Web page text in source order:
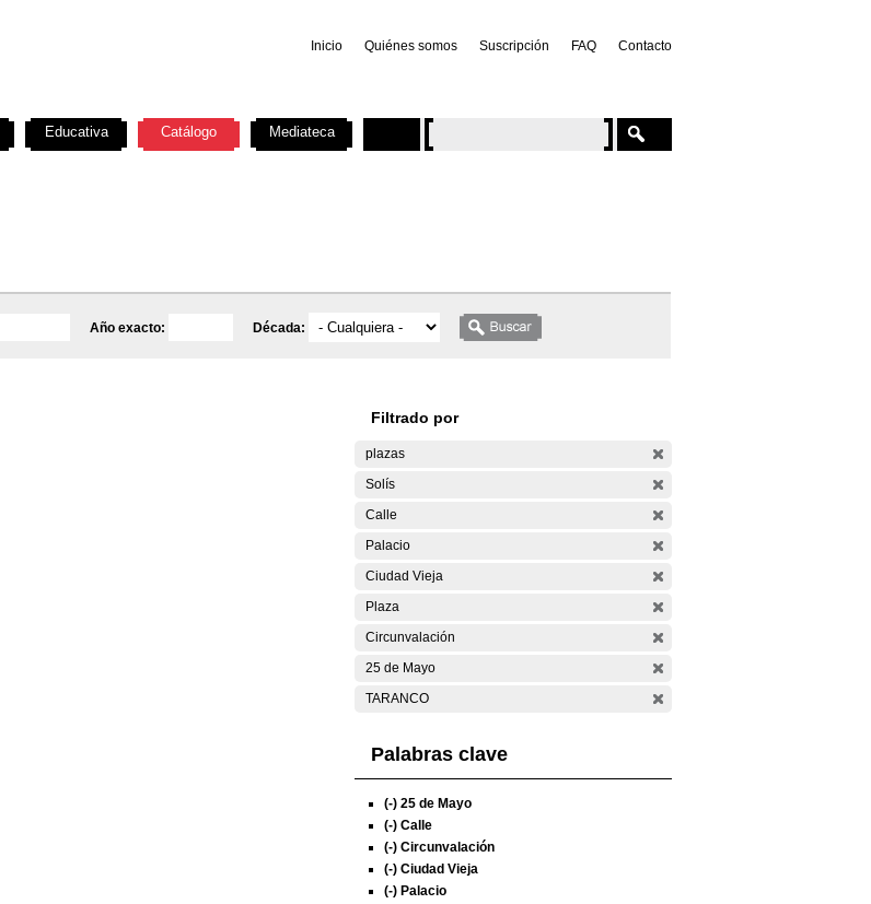
Inicio Quiénes somos Suscripción FAQ Contacto
Año exacto: Década:
Filtrado por
plazas
Solís
Calle
Palacio
Ciudad Vieja
Plaza
Circunvalación
25 de Mayo
TARANCO
Palabras clave
(-) 25 de Mayo
(-) Calle
(-) Circunvalación
(-) Ciudad Vieja
(-) Palacio
Educativa Catálogo Mediateca